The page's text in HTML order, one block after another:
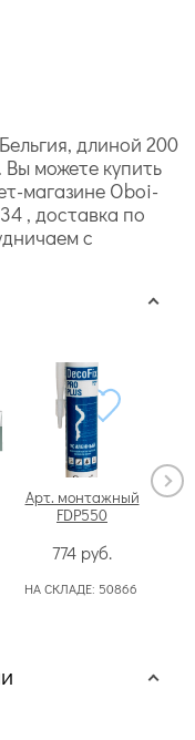
длиной 200
можете купить
магазине Oboi-
, доставка по
с
Арт. монтажный
FDP550
774 руб.
НА СКЛАДЕ: 50866